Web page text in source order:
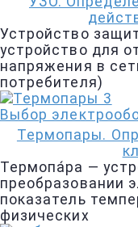
Устройство
устройство для
напряжения в
потребителя)
Выбор
Термопары.
Термопа́ра —
преобразовании
показатель
физических